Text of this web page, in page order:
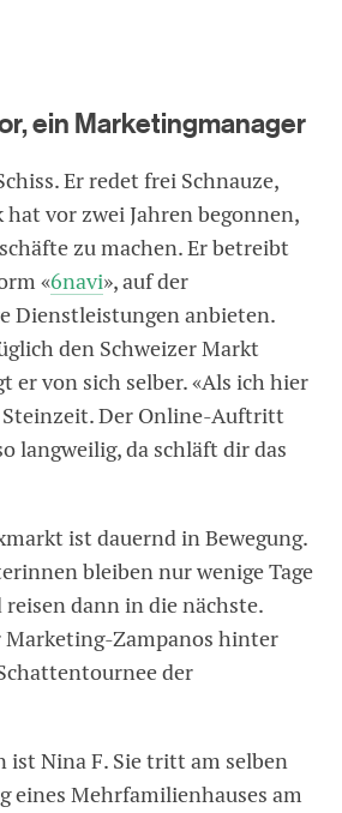
ein Marketingmanager
Er redet frei Schnauze,
hat vor zwei Jahren begonnen,
zu machen. Er betreibt
«6navi», auf der
Dienstleistungen anbieten.
den Schweizer Markt
er von sich selber. «Als ich hier
Der Online-Auftritt
langweilig, da schläft dir das
ist dauernd in Bewegung.
bleiben nur wenige Tage
dann in die nächste.
Marketing-Zampanos hinter
der
ist Nina F. Sie tritt am selben
eines Mehrfamilienhauses am